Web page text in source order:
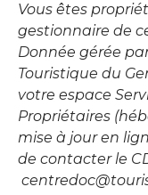
Vous êtes
gestionnaire de
Donnée gérée
Touristique du
votre espace
Propriétaires
mise à jour en
de contacter le